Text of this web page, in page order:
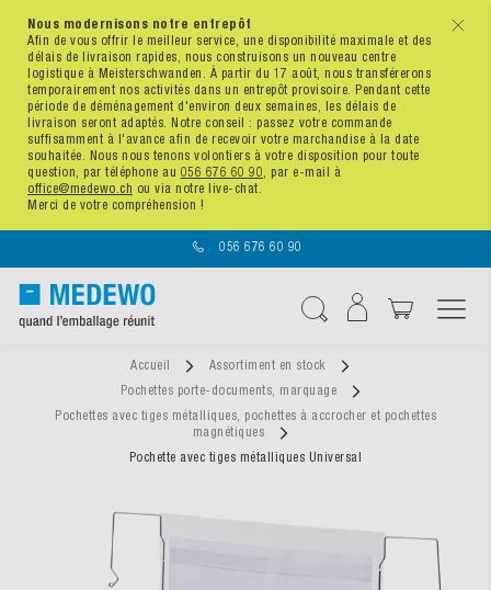
x
Nous modernisons notre entrepôt
Afin de vous offrir le meilleur service, une disponibilité maximale et des
délais de livraison rapides, nous construisons un nouveau centre
logistique à Meisterschwanden. À partir du 17 août, nous transférerons
temporairement nos activités dans un entrepôt provisoire. Pendant cette
période de déménagement d'environ deux semaines, les délais de
livraison seront adaptés. Notre conseil : passez votre commande
suffisamment à l'avance afin de recevoir votre marchandise à la date
souhaitée. Nous nous tenons volontiers à votre disposition pour toute
question, par téléphone au 056 676 60 90, par e-mail à
office@medewo.ch ou via notre live-chat.
Merci de votre compréhension !
056 676 60 90
Accueil
Assortiment en stock
Pochettes porte-documents, marquage
Pochettes avec tiges métalliques, pochettes à accrocher et pochettes
magnétiques
Pochette avec tiges métalliques Universal